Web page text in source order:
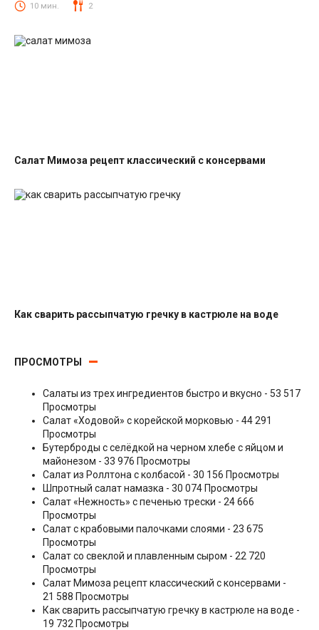
Салаты со свеклой
10 мин. 2
Салат Мимоза рецепт классический с консервами
Как сварить рассыпчатую гречку в кастрюле на воде
ПРОСМОТРЫ
Салаты из трех ингредиентов быстро и вкусно - 53 517
Просмотры
Салат «Ходовой» с корейской морковью - 44 291
Просмотры
Бутерброды с селёдкой на черном хлебе с яйцом и
майонезом - 33 976 Просмотры
Салат из Роллтона с колбасой - 30 156 Просмотры
Шпротный салат намазка - 30 074 Просмотры
Салат «Нежность» с печенью трески - 24 666
Просмотры
Салат с крабовыми палочками слоями - 23 675
Просмотры
Салат со свеклой и плавленным сыром - 22 720
Просмотры
Салат Мимоза рецепт классический с консервами -
21 588 Просмотры
Как сварить рассыпчатую гречку в кастрюле на воде -
19 732 Просмотры